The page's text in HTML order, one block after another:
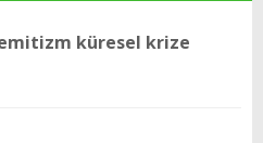
küresel krize